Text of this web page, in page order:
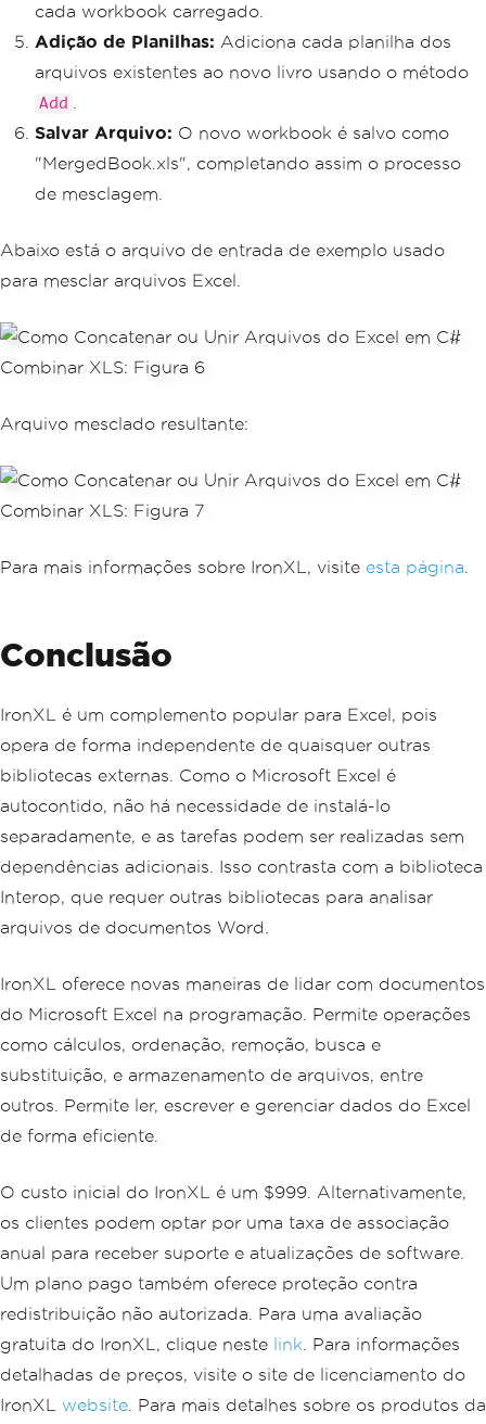
}
}
// Save the new workbook w
ith a merged sheet collection
Book.xls");
}
{
ncountered during the merging process
ing());
}
cada workbook carregado.
Adição de Planilhas: Adiciona cada planilha dos
arquivos existentes ao novo livro usando o método
Add
Salvar Arquivo: O novo workbook é salvo como
"MergedBook.xls", completando assim o processo
de mesclagem.
Abaixo está o arquivo de entrada de exemplo usado
para mesclar arquivos Excel.
Arquivo mesclado resultante:
Para mais informações sobre IronXL, visite esta página
Conclusão
IronXL é um complemento popular para Excel, pois
opera de forma independente de quaisquer outras
bibliotecas externas. Como o Microsoft Excel é
autocontido, não há necessidade de instalá-lo
separadamente, e as tarefas podem ser realizadas sem
dependências adicionais. Isso contrasta com a biblioteca
Interop, que requer outras bibliotecas para analisar
arquivos de documentos Word.
IronXL oferece novas maneiras de lidar com documentos
do Microsoft Excel na programação. Permite operações
como cálculos, ordenação, remoção, busca e
substituição, e armazenamento de arquivos, entre
outros. Permite ler, escrever e gerenciar dados do Excel
de forma eficiente.
O custo inicial do IronXL é um $999. Alternativamente,
os clientes podem optar por uma taxa de associação
anual para receber suporte e atualizações de software.
Um plano pago também oferece proteção contra
redistribuição não autorizada. Para uma avaliação
gratuita do IronXL, clique neste link . Para informações
detalhadas de preços, visite o site de licenciamento do
IronXL website . Para mais detalhes sobre os produtos da